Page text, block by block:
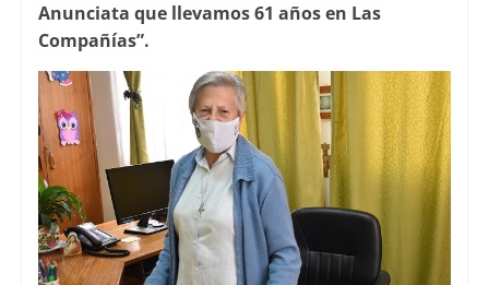
Anunciata que llevamos 61 años en Las
Compañías”.